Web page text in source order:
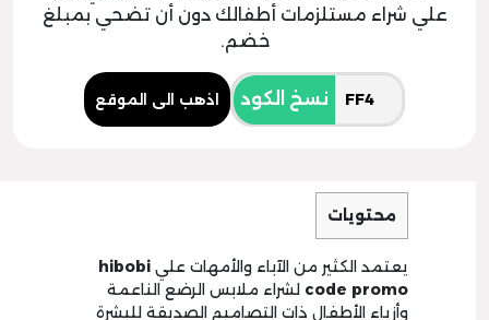
علي شراء مستلزمات أطفالك دون أن تضحي بمبلغ
خضم.
نسخ الكود اذهب الى الموقع
محتويات
يعتمد الكثير من الآباء والأمهات علي hibobi
code promo لشراء ملابس الرضع الناعمة
وأزياء الأطفال ذات التصاميم الصديقة للبشرة